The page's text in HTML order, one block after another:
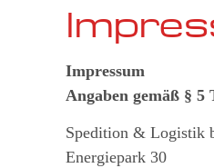
Impressum
Angaben gemäß § 5
Spedition & Logistik
Energiepark 30